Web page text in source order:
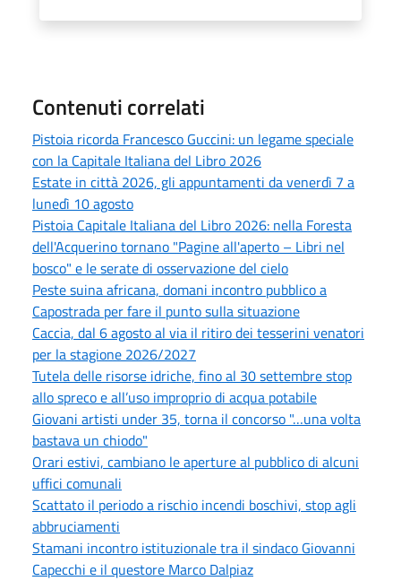
Contenuti correlati
Pistoia ricorda Francesco Guccini: un legame speciale
con la Capitale Italiana del Libro 2026
Estate in città 2026, gli appuntamenti da venerdì 7 a
lunedì 10 agosto
Pistoia Capitale Italiana del Libro 2026: nella Foresta
dell'Acquerino tornano "Pagine all'aperto – Libri nel
bosco" e le serate di osservazione del cielo
Peste suina africana, domani incontro pubblico a
Capostrada per fare il punto sulla situazione
Caccia, dal 6 agosto al via il ritiro dei tesserini venatori
per la stagione 2026/2027
Tutela delle risorse idriche, fino al 30 settembre stop
allo spreco e all’uso improprio di acqua potabile
Giovani artisti under 35, torna il concorso "…una volta
bastava un chiodo"
Orari estivi, cambiano le aperture al pubblico di alcuni
uffici comunali
Scattato il periodo a rischio incendi boschivi, stop agli
abbruciamenti
Stamani incontro istituzionale tra il sindaco Giovanni
Capecchi e il questore Marco Dalpiaz